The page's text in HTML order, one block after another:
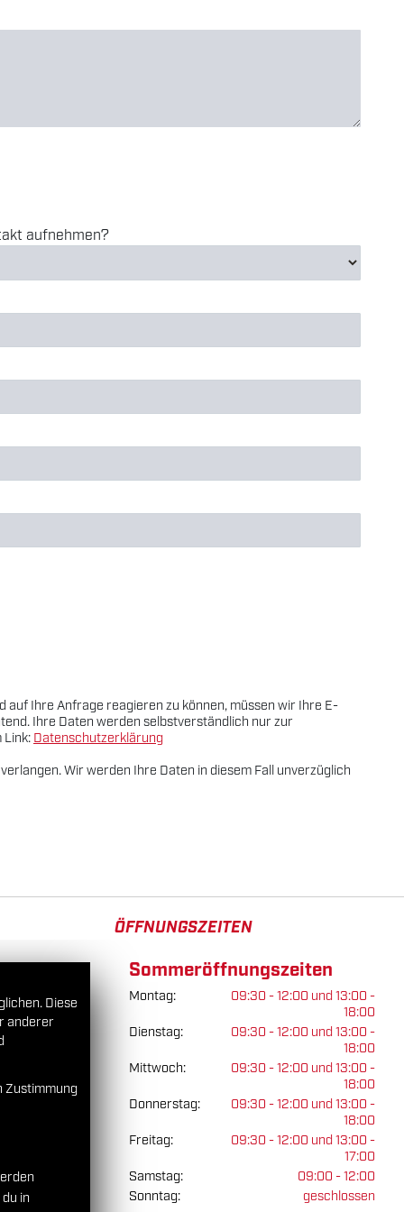
aufnehmen?
Ihre Anfrage reagieren zu können, müssen wir Ihre E-
Ihre Daten werden selbstverständlich nur zur
Datenschutzerklärung
Wir werden Ihre Daten in diesem Fall unverzüglich
ÖFFNUNGSZEITEN
Sommeröffnungszeiten
Montag:
09:30 - 12:00 und 13:00 -
18:00
Dienstag:
09:30 - 12:00 und 13:00 -
18:00
Mittwoch:
09:30 - 12:00 und 13:00 -
18:00
Donnerstag:
09:30 - 12:00 und 13:00 -
18:00
Freitag:
09:30 - 12:00 und 13:00 -
17:00
Samstag:
09:00 - 12:00
Sonntag:
geschlossen
Diese
anderer
Zustimmung
in